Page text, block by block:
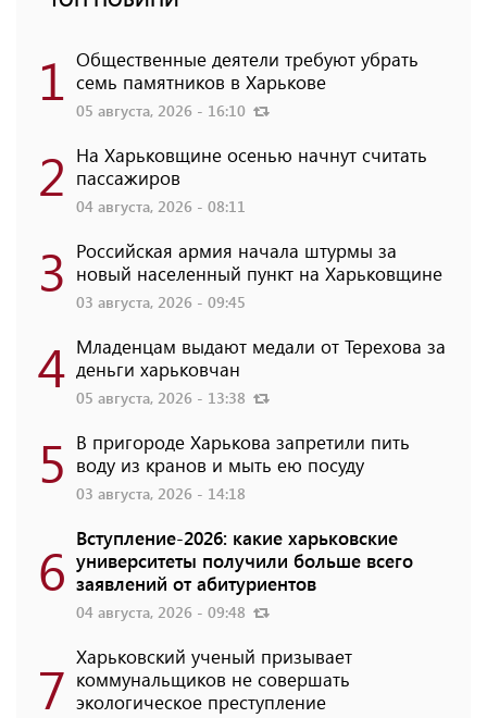
1 Общественные деятели требуют убрать
семь памятников в Харькове
05 августа, 2026 - 16:10
2 На Харьковщине осенью начнут считать
пассажиров
04 августа, 2026 - 08:11
3 Российская армия начала штурмы за
новый населенный пункт на Харьковщине
03 августа, 2026 - 09:45
4 Младенцам выдают медали от Терехова за
деньги харьковчан
05 августа, 2026 - 13:38
5 В пригороде Харькова запретили пить
воду из кранов и мыть ею посуду
03 августа, 2026 - 14:18
6 Вступление-2026: какие харьковские
университеты получили больше всего
заявлений от абитуриентов
04 августа, 2026 - 09:48
7 Харьковский ученый призывает
коммунальщиков не совершать
экологическое преступление